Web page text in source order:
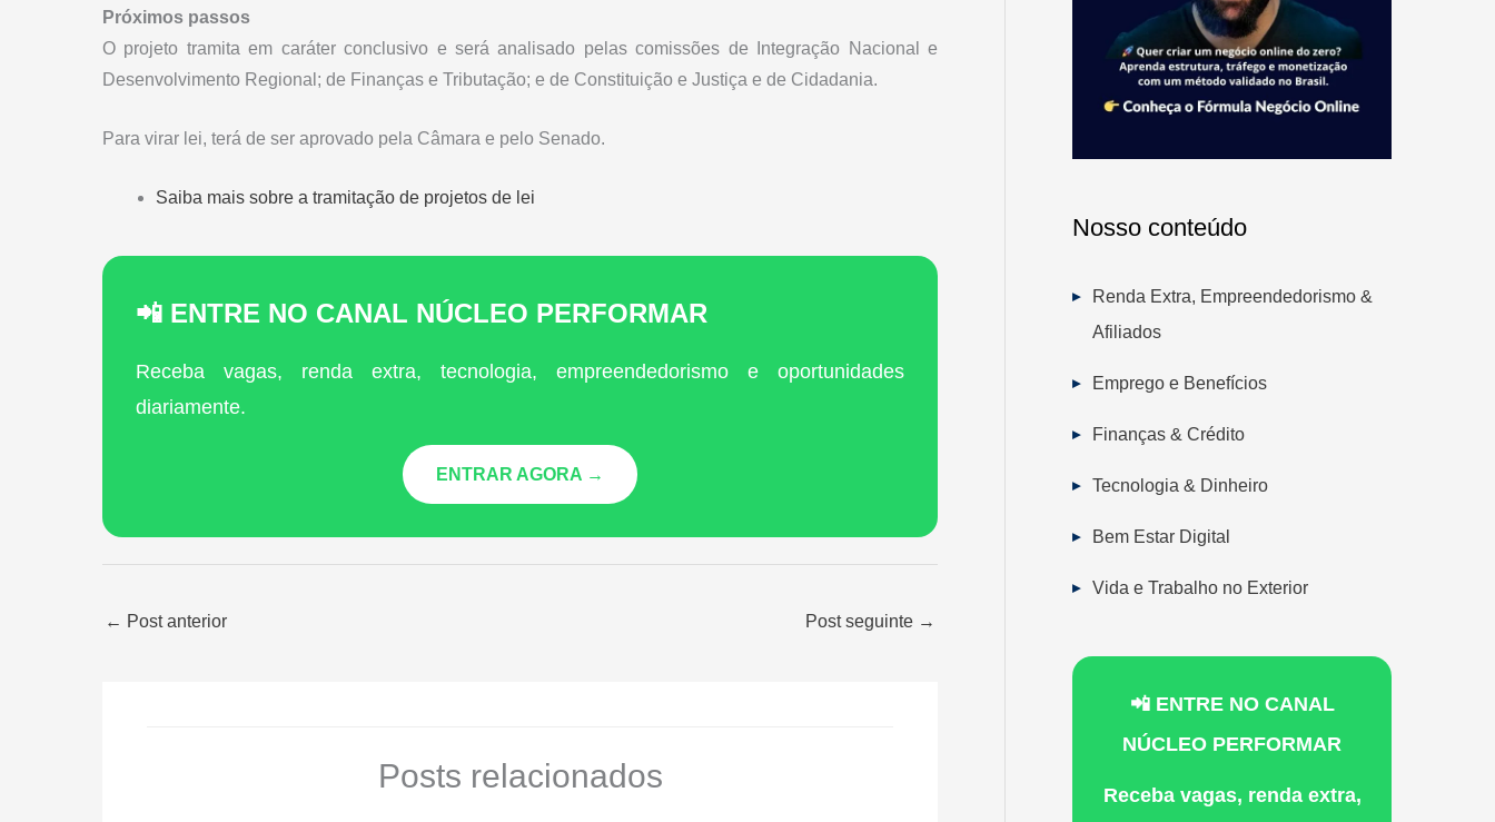
Próximos passos
O projeto tramita em caráter conclusivo e será analisado pelas comissões de Integração Nacional e
Desenvolvimento Regional; de Finanças e Tributação; e de Constituição e Justiça e de Cidadania.
Para virar lei, terá de ser aprovado pela Câmara e pelo Senado.
Saiba mais sobre a tramitação de projetos de lei
📲 ENTRE NO CANAL NÚCLEO PERFORMAR
Receba vagas, renda extra, tecnologia, empreendedorismo e oportunidades
diariamente.
ENTRAR AGORA →
← Post anterior Post seguinte →
Posts relacionados
Nosso conteúdo
Renda Extra, Empreendedorismo &
Afiliados
Emprego e Benefícios
Finanças & Crédito
Tecnologia & Dinheiro
Bem Estar Digital
Vida e Trabalho no Exterior
📲 ENTRE NO CANAL
NÚCLEO PERFORMAR
Receba vagas, renda extra,